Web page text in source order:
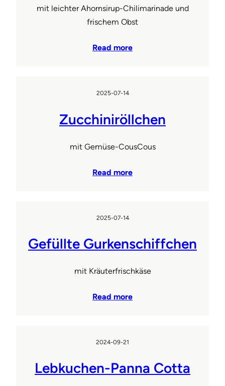
mit leichter Ahornsirup-Chilimarinade und
frischem Obst
Read more
2025-07-14
Zucchiniröllchen
mit Gemüse-CousCous
Read more
2025-07-14
Gefüllte Gurkenschiffchen
mit Kräuterfrischkäse
Read more
2024-09-21
Lebkuchen-Panna Cotta